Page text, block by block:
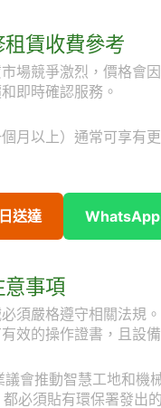
賃收費參考
場競爭激烈，價格會
即時確認服務。
月以上）通常可享有
送達 WhatsApp
意事項
須嚴格遵守相關法規
效的操作證書，且設
議會推動智慧工地和機
必須貼有環保署發出